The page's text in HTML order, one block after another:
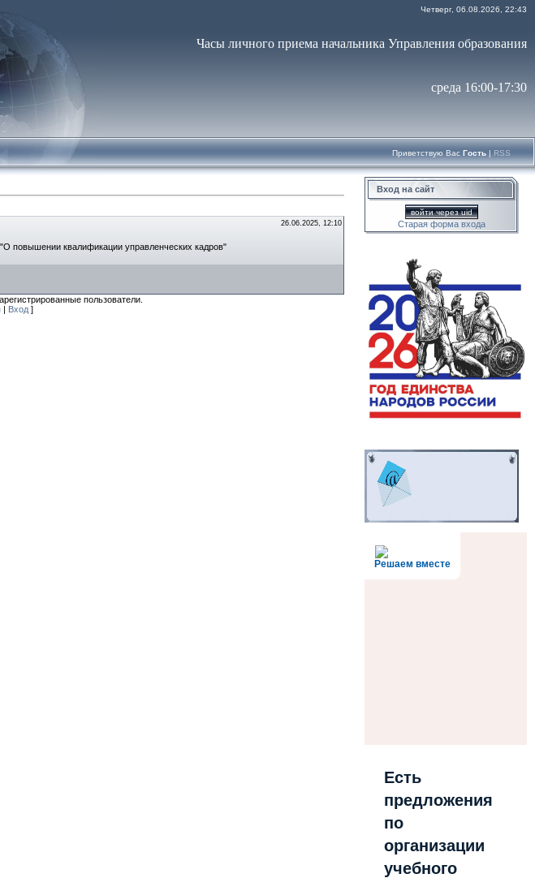
Четверг, 06.08.2026, 22:43
Часы личного приема начальника Управления образования
среда 16:00-17:30
Приветствую Вас Гость | RSS
26.06.2025, 12:10
повышении квалификации управленческих кадров"
пользователи.
| Вход ]
Вход на сайт
войти через uid
Старая форма входа
Решаем вместе
Есть
предложения
по
организации
учебного